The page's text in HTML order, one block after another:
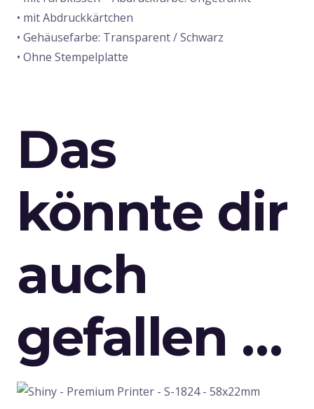
• mit Abdruckkärtchen
• Gehäusefarbe: Transparent / Schwarz
• Ohne Stempelplatte
Das
könnte dir
auch
gefallen …